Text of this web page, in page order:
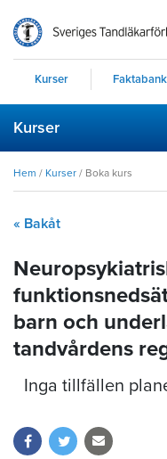
Kurser Faktabank
Kurser
Hem / Kurser / Boka kurs
« Bakåt
barn och
tandvårdens
Inga tillfällen